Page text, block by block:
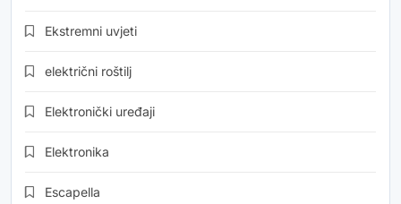
Ekstremni uvjeti
električni roštilj
Elektronički uređaji
Elektronika
Escapella